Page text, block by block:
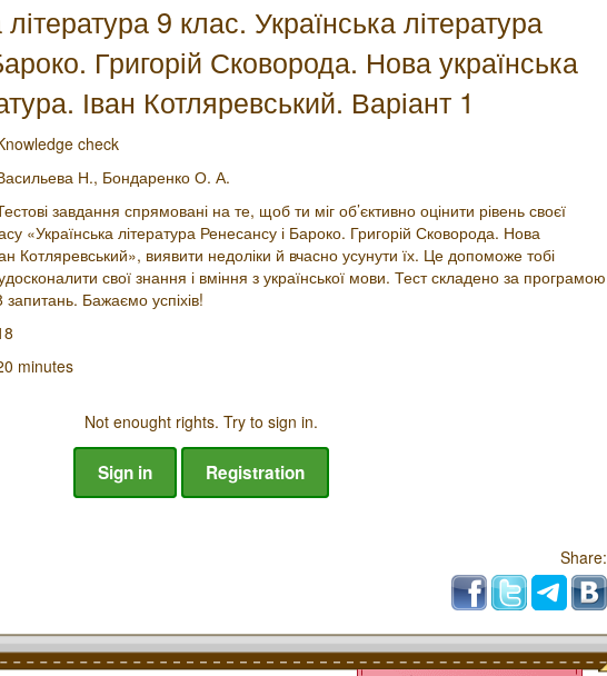
література 9 клас. Українська література
Григорій Сковорода. Нова українська
Іван Котляревський. Варіант 1
check
Н., Бондаренко О. А.
завдання спрямовані на те, щоб ти міг об’єктивно оцінити рівень своєї
«Українська література Ренесансу і Бароко. Григорій Сковорода. Нова
Котляревський», виявити недоліки й вчасно усунути їх. Це допоможе тобі
свої знання і вміння з української мови. Тест складено за програмою
Бажаємо успіхів!
minutes
Not enought rights. Try to sign in.
Sign in Registration
Share: